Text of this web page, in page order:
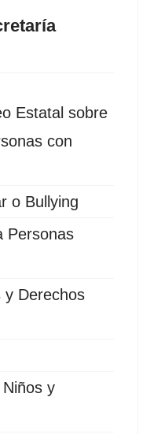
Estatal sobre
con
o Bullying
Personas
y Derechos
y